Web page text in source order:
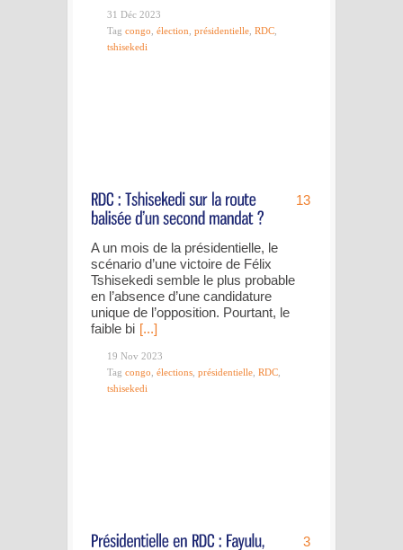
31 Déc 2023
Tag congo élection présidentielle RDC
tshisekedi
13
A un mois de la présidentielle, le
scénario d’une victoire de Félix
Tshisekedi semble le plus probable
en l’absence d’une candidature
unique de l’opposition. Pourtant, le
faible bi [...]
19 Nov 2023
Tag congo élections présidentielle RDC
tshisekedi
3